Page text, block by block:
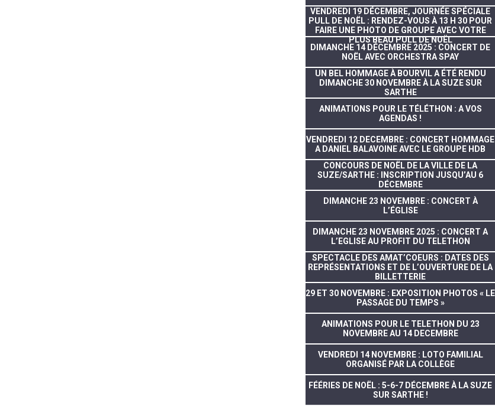
VENDREDI 19 DÉCEMBRE, JOURNÉE SPÉCIALE
PULL DE NOËL : RENDEZ-VOUS À 13 H 30 POUR
FAIRE UNE PHOTO DE GROUPE AVEC VOTRE
PLUS BEAU PULL DE NOËL
DIMANCHE 14 DÉCEMBRE 2025 : CONCERT DE
NOËL AVEC ORCHESTRA SPAY
UN BEL HOMMAGE À BOURVIL A ÉTÉ RENDU
DIMANCHE 30 NOVEMBRE À LA SUZE SUR
SARTHE
ANIMATIONS POUR LE TÉLÉTHON : A VOS
AGENDAS !
VENDREDI 12 DECEMBRE : CONCERT HOMMAGE
A DANIEL BALAVOINE AVEC LE GROUPE HDB
CONCOURS DE NOËL DE LA VILLE DE LA
SUZE/SARTHE : INSCRIPTION JUSQU’AU 6
DÉCEMBRE
DIMANCHE 23 NOVEMBRE : CONCERT À
L’ÉGLISE
DIMANCHE 23 NOVEMBRE 2025 : CONCERT A
L’EGLISE AU PROFIT DU TELETHON
SPECTACLE DES AMAT’COEURS : DATES DES
REPRÉSENTATIONS ET DE L’OUVERTURE DE LA
BILLETTERIE
29 ET 30 NOVEMBRE : EXPOSITION PHOTOS « LE
PASSAGE DU TEMPS »
ANIMATIONS POUR LE TELETHON DU 23
NOVEMBRE AU 14 DECEMBRE
VENDREDI 14 NOVEMBRE : LOTO FAMILIAL
ORGANISÉ PAR LA COLLÈGE
FÉÉRIES DE NOËL : 5-6-7 DÉCEMBRE À LA SUZE
SUR SARTHE !